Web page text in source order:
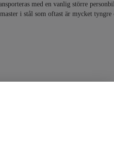
med en vanlig större
i stål som oftast är mycket tyngre